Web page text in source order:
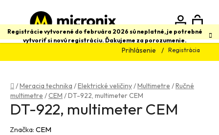
obsah
Registrácie vytvorené do februára 2026 sú neplatné, je potrebné
vytvoriť si novú registráciu. Ďakujeme za porozumenie.
Prihlásenie Registrácia
Hľadať
Domov
/Meracia technika /Elektrické veličiny/Multimetre /Ručné
multimetre /CEM /DT-922, multimeter CEM
DT-922, multimeter CEM
Značka: CEM